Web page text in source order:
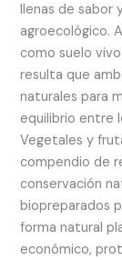
llenas de sabor
agroecológico.
como suelo
resulta que
naturales para
equilibrio entre
Vegetales y
compendio de
conservación
biopreparados
forma natural
económico,